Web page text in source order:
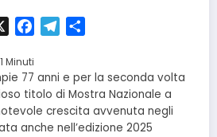
FacebookTelegram
1 Minuti
77 anni e per la seconda volta
titolo di Mostra Nazionale a
crescita avvenuta negli
anche nell’edizione 2025